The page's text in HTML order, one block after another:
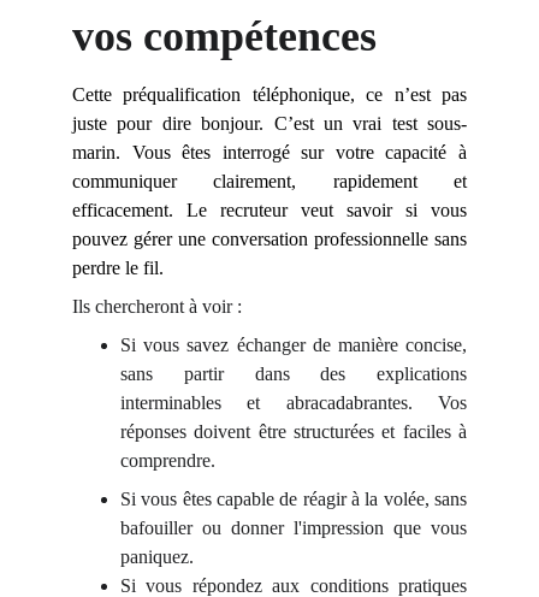
vos compétences
Cette préqualification téléphonique, ce n’est pas
juste pour dire bonjour. C’est un vrai test sous-
marin. Vous êtes interrogé sur votre capacité à
communiquer clairement, rapidement et
efficacement. Le recruteur veut savoir si vous
pouvez gérer une conversation professionnelle sans
perdre le fil.
Ils chercheront à voir :
Si vous savez échanger de manière concise,
sans partir dans des explications
interminables et abracadabrantes. Vos
réponses doivent être structurées et faciles à
comprendre.
Si vous êtes capable de réagir à la volée, sans
bafouiller ou donner l'impression que vous
paniquez.
Si vous répondez aux conditions pratiques